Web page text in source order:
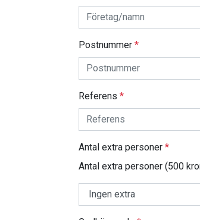
Postnummer *
Referens *
Antal extra personer *
Antal extra personer (500